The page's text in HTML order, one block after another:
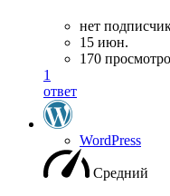
нет
15 июн.
170
1
ответ
WordPress
Средний